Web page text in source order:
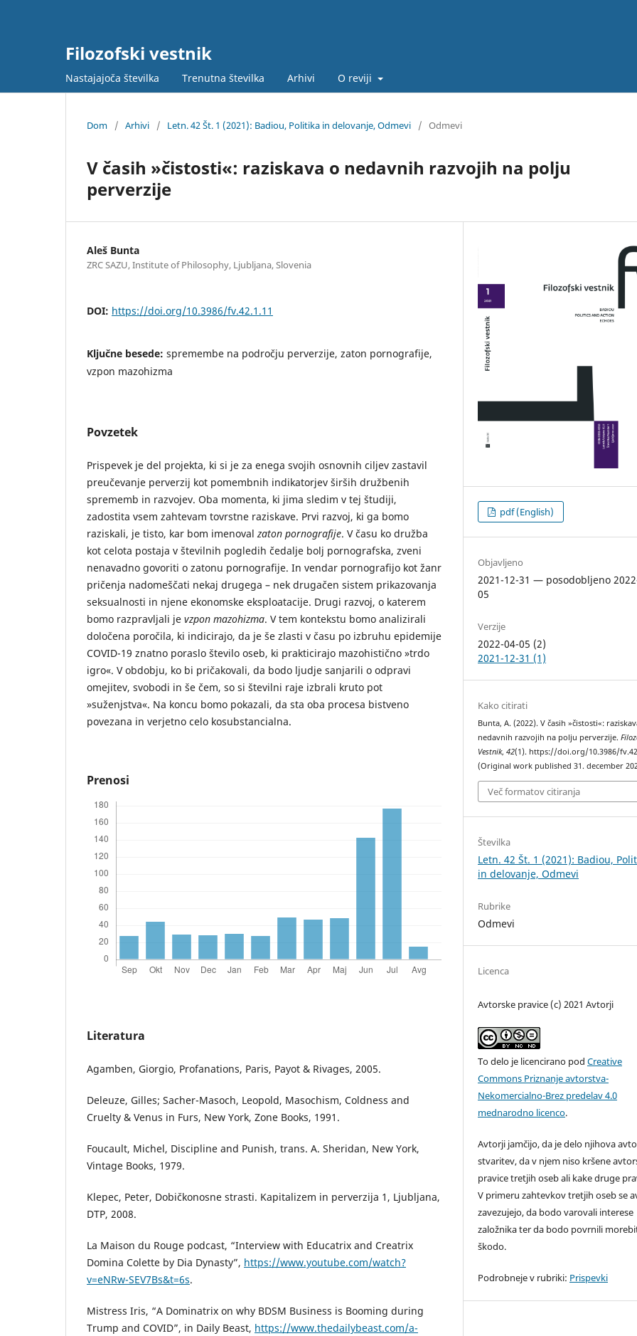
Filozofski vestnik
Nastajajoča številka Trenutna številka Arhivi O reviji
Dom / Arhivi / Letn. 42 Št. 1 (2021): Badiou, Politika in delovanje, Odmevi / Odmevi
V časih »čistosti«: raziskava o nedavnih razvojih na polju
perverzije
Aleš Bunta
ZRC SAZU, Institute of Philosophy, Ljubljana, Slovenia
DOI: https://doi.org/10.3986/fv.42.1.11
Ključne besede: spremembe na področju perverzije, zaton pornografije,
vzpon mazohizma
Povzetek
Prispevek je del projekta, ki si je za enega svojih osnovnih ciljev zastavil
preučevanje perverzij kot pomembnih indikatorjev širših družbenih
sprememb in razvojev. Oba momenta, ki jima sledim v tej študiji,
zadostita vsem zahtevam tovrstne raziskave. Prvi razvoj, ki ga bomo
raziskali, je tisto, kar bom imenovalzaton pornografije. V času ko družba
kot celota postaja v številnih pogledih čedalje bolj pornografska, zveni
nenavadno govoriti o zatonu pornografije. In vendar pornografijo kot žanr
pričenja nadomeščati nekaj drugega – nek drugačen sistem prikazovanja
seksualnosti in njene ekonomske eksploatacije. Drugi razvoj, o katerem
bomo razpravljali je vzpon mazohizma. V tem kontekstu bomo analizirali
določena poročila, ki indicirajo, da je še zlasti v času po izbruhu epidemije
COVID-19 znatno poraslo število oseb, ki prakticirajo mazohistično »trdo
igro«. V obdobju, ko bi pričakovali, da bodo ljudje sanjarili o odpravi
omejitev, svobodi in še čem, so si številni raje izbrali kruto pot
»suženjstva«. Na koncu bomo pokazali, da sta oba procesa bistveno
povezana in verjetno celo kosubstancialna.
Prenosi
Literatura
Agamben, Giorgio, Profanations, Paris, Payot & Rivages, 2005.
Deleuze, Gilles; Sacher-Masoch, Leopold, Masochism, Coldness and
Cruelty & Venus in Furs, New York, Zone Books, 1991.
Foucault, Michel, Discipline and Punish, trans. A. Sheridan, New York,
Vintage Books, 1979.
Klepec, Peter, Dobičkonosne strasti. Kapitalizem in perverzija 1, Ljubljana,
DTP, 2008.
La Maison du Rouge podcast, “Interview with Educatrix and Creatrix
Domina Colette by Dia Dynasty”, https://www.youtube.com/watch?
v=eNRw-SEV7Bs&t=6s.
Mistress Iris, “A Dominatrix on why BDSM Business is Booming during
Trump and COVID”, in Daily Beast, https://www.thedailybeast.com/a-
pdf (English)
Objavljeno
2021-12-31 — posodobljeno
05
Verzije
2022-04-05 (2)
2021-12-31 (1)
Kako citirati
Bunta, A. (2022). V časih »čistosti«:
nedavnih razvojih na polju perverzije.
Vestnik,42(1). https://doi.org/10.3986/
(Original work published 31. december
Več formatov citiranja
Številka
Letn. 42 Št. 1 (2021): Badiou,
in delovanje, Odmevi
Rubrike
Odmevi
Licenca
Avtorske pravice (c) 2021 Avtorji
To delo je licencirano podCreative
Commons Priznanje avtorstva-
Nekomercialno-Brez predelav 4.0
mednarodno licenco.
Avtorji jamčijo, da je delo njihova
stvaritev, da v njem niso kršene
pravice tretjih oseb ali kake druge
V primeru zahtevkov tretjih oseb se
zavezujejo, da bodo varovali interese
založnika ter da bodo povrnili
škodo.
Podrobneje v rubriki: Prispevki